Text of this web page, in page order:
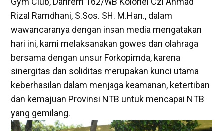
Rizal Ramdhani, S.Sos. SH. M.Han., dalam
wawancaranya dengan insan media mengatakan
hari ini, kami melaksanakan gowes dan olahraga
bersama dengan unsur Forkopimda, karena
sinergitas dan soliditas merupakan kunci utama
keberhasilan dalam menjaga keamanan, ketertiban
dan kemajuan Provinsi NTB untuk mencapai NTB
yang gemilang.